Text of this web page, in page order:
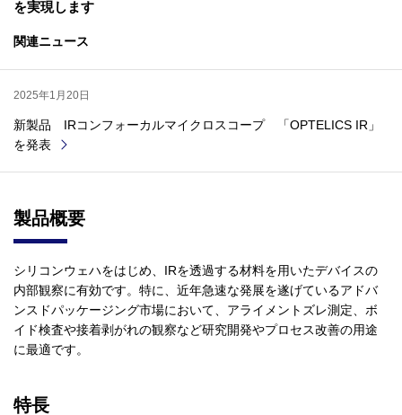
を実現します
関連ニュース
2025年1月20日
新製品 IRコンフォーカルマイクロスコープ 「OPTELICS IR」
を発表
製品概要
シリコンウェハをはじめ、IRを透過する材料を用いたデバイスの
内部観察に有効です。特に、近年急速な発展を遂げているアドバ
ンスドパッケージング市場において、アライメントズレ測定、ボ
イド検査や接着剥がれの観察など研究開発やプロセス改善の用途
に最適です。
特長